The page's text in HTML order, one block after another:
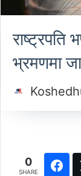
राष्ट्रपति
भ्रमणमा
0
SHARE